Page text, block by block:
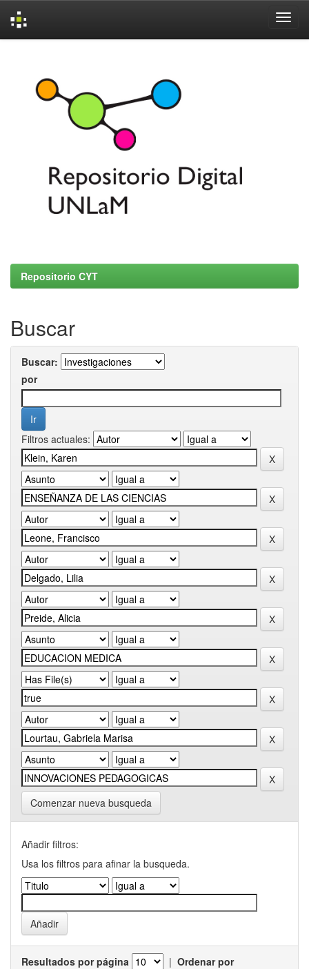
Repositorio CYT
Buscar
Buscar:
por
Filtros actuales:
Comenzar nueva busqueda
Añadir filtros:
Usa los filtros para afinar la busqueda.
Resultados por página | Ordenar por